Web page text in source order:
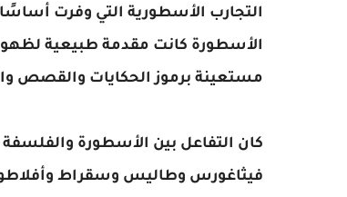
التجارب الأسطورية التي وفرت
الأسطورة كانت مقدمة طبيعية
مستعينة برموز الحكايات والقصص
كان التفاعل بين الأسطورة والفلسفة
فيثاغورس وطاليس وسقراط